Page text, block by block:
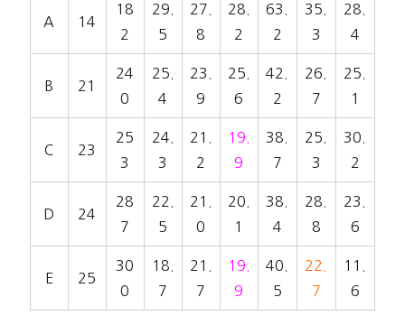
A 14
18
2
29.
5
27.
8
28.
2
63.
2
35.
3
28.
4
B 21
24
0
25.
4
23.
9
25.
6
42.
2
26.
7
25.
1
C 23
25
3
24.
3
21.
2
19.
9
38.
7
25.
3
30.
2
D 24
28
7
22.
5
21.
0
20.
1
38.
4
28.
8
23.
6
E 25
30
0
18.
7
21.
7
19.
9
40.
5
22.
7
11.
6